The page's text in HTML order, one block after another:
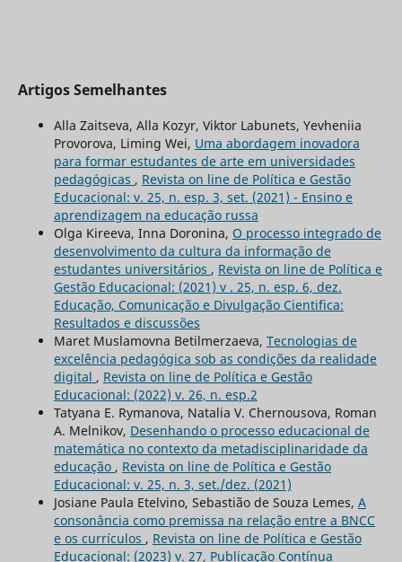
Artigos Semelhantes
Alla Zaitseva, Alla Kozyr, Viktor Labunets, Yevheniia
Provorova, Liming Wei, Uma abordagem inovadora
para formar estudantes de arte em universidades
pedagógicas , Revista on line de Política e Gestão
Educacional: v. 25, n. esp. 3, set. (2021) - Ensino e
aprendizagem na educação russa
Olga Kireeva, Inna Doronina, O processo integrado de
desenvolvimento da cultura da informação de
estudantes universitários , Revista on line de Política e
Gestão Educacional: (2021) v . 25, n. esp. 6, dez.
Educação, Comunicação e Divulgação Cientifica:
Resultados e discussões
Maret Muslamovna Betilmerzaeva, Tecnologias de
excelência pedagógica sob as condições da realidade
digital , Revista on line de Política e Gestão
Educacional: (2022) v. 26, n. esp.2
Tatyana E. Rymanova, Natalia V. Chernousova, Roman
A. Melnikov, Desenhando o processo educacional de
matemática no contexto da metadisciplinaridade da
educação , Revista on line de Política e Gestão
Educacional: v. 25, n. 3, set./dez. (2021)
Josiane Paula Etelvino, Sebastião de Souza Lemes, A
consonância como premissa na relação entre a BNCC
e os currículos , Revista on line de Política e Gestão
Educacional: (2023) v. 27, Publicação Contínua